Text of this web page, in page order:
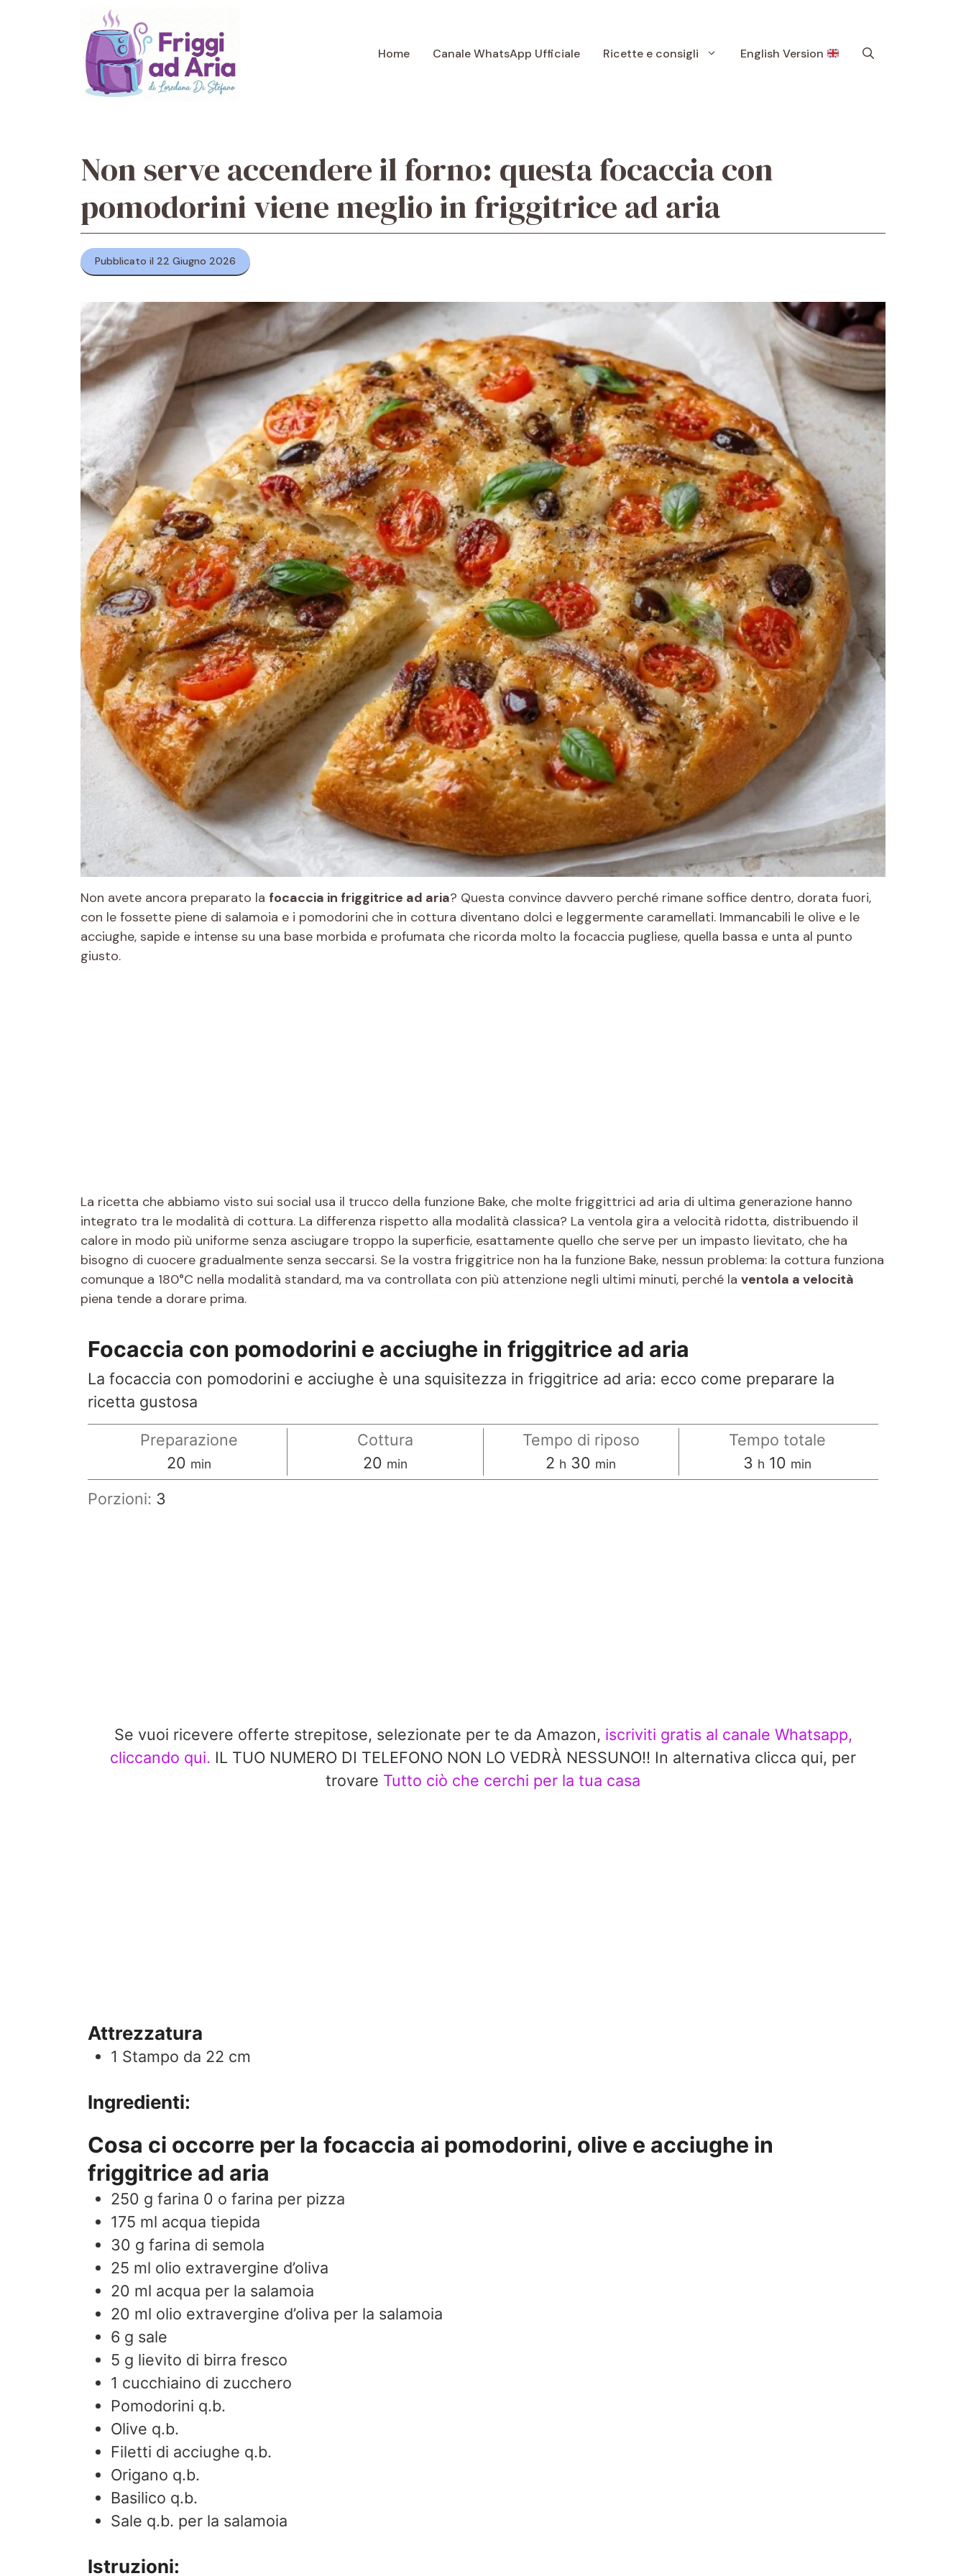
Home Canale WhatsApp Ufficiale Ricette e consigli English Version
Non serve accendere il forno: questa focaccia con
pomodorini viene meglio in friggitrice ad aria
Pubblicato il 22 Giugno 2026
Non avete ancora preparato la focaccia in friggitrice ad aria? Questa convince davvero perché rimane soffice dentro, dorata fuori,
con le fossette piene di salamoia e i pomodorini che in cottura diventano dolci e leggermente caramellati. Immancabili le olive e le
acciughe, sapide e intense su una base morbida e profumata che ricorda molto la focaccia pugliese, quella bassa e unta al punto
giusto.
La ricetta che abbiamo visto sui social usa il trucco della funzione Bake, che molte friggittrici ad aria di ultima generazione hanno
integrato tra le modalità di cottura. La differenza rispetto alla modalità classica? La ventola gira a velocità ridotta, distribuendo il
calore in modo più uniforme senza asciugare troppo la superficie, esattamente quello che serve per un impasto lievitato, che ha
bisogno di cuocere gradualmente senza seccarsi. Se la vostra friggitrice non ha la funzione Bake, nessun problema: la cottura funziona
comunque a 180°C nella modalità standard, ma va controllata con più attenzione negli ultimi minuti, perché la ventola a velocità
piena tende a dorare prima.
Focaccia con pomodorini e acciughe in friggitrice ad aria
La focaccia con pomodorini e acciughe è una squisitezza in friggitrice ad aria: ecco come preparare la
ricetta gustosa
Preparazione
20minuti
min
Cottura
20minuti
min
Tempo di riposo
2 ore
h 30 minuti
min
Tempo totale
3ore
h 10minuti
min
Porzioni: 3
Se vuoi ricevere offerte strepitose, selezionate per te da Amazon, iscriviti gratis al canale Whatsapp,
cliccando qui. IL TUO NUMERO DI TELEFONO NON LO VEDRÀ NESSUNO!! In alternativa clicca qui, per
trovare Tutto ciò che cerchi per la tua casa
Attrezzatura
1 Stampo da 22 cm
Ingredienti:
Cosa ci occorre per la focaccia ai pomodorini, olive e acciughe in
friggitrice ad aria
250 g farina 0 o farina per pizza
175 ml acqua tiepida
30 g farina di semola
25 ml olio extravergine d’oliva
20 ml acqua per la salamoia
20 ml olio extravergine d’oliva per la salamoia
6 g sale
5 g lievito di birra fresco
1 cucchiaino di zucchero
Pomodorini q.b.
Olive q.b.
Filetti di acciughe q.b.
Origano q.b.
Basilico q.b.
Sale q.b. per la salamoia
Istruzioni: